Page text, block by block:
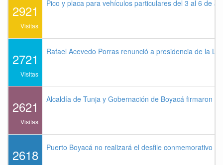
2921
Visitas
Pico y placa para vehículos particulares del 3 al 6 de
2721
Visitas
Rafael Acevedo Porras renunció a presidencia de la
2621
Visitas
Alcaldía de Tunja y Gobernación de Boyacá firmaron
2618 Puerto Boyacá no realizará el desfile conmemorativo